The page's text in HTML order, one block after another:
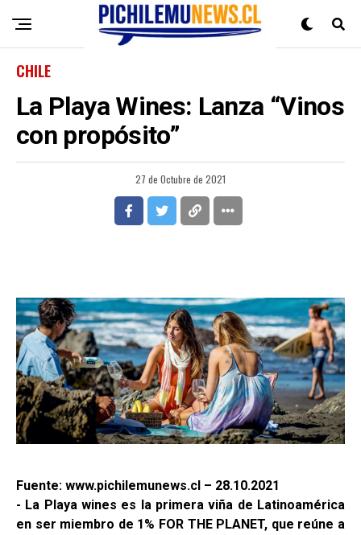
CHILE
La Playa Wines: Lanza “Vinos
con propósito”
27 de Octubre de 2021
Fuente: www.pichilemunews.cl – 28.10.2021
- La Playa wines es la primera viña de Latinoamérica
en ser miembro de 1% FOR THE PLANET, que reúne a